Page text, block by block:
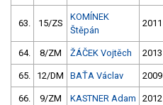
63. 15/ZS
KOMÍNEK
Štěpán
2011
64. 8/ZM ŽÁČEK Vojtěch 2013
65. 12/DM BAŤA Václav 2009
66. 9/ZM KASTNER Adam 2012